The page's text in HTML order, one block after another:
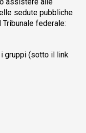
sedute pubbliche
federale:
gruppi (sotto il link